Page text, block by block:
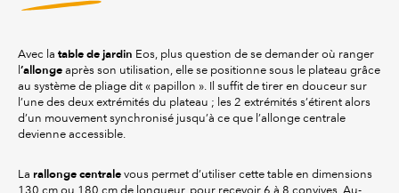
Avec la table de jardin Eos, plus question de se demander où ranger
’allonge après son utilisation, elle se positionne sous le plateau grâce
au système de pliage dit « papillon ». Il suffit de tirer en douceur sur
l’une des deux extrémités du plateau ; les 2 extrémités s’étirent alors
d’un mouvement synchronisé jusqu’à ce que l’allonge centrale
devienne accessible.
La rallonge centrale vous permet d’utiliser cette table en dimensions
130 cm ou 180 cm de longueur, pour recevoir 6 à 8 convives. Au-